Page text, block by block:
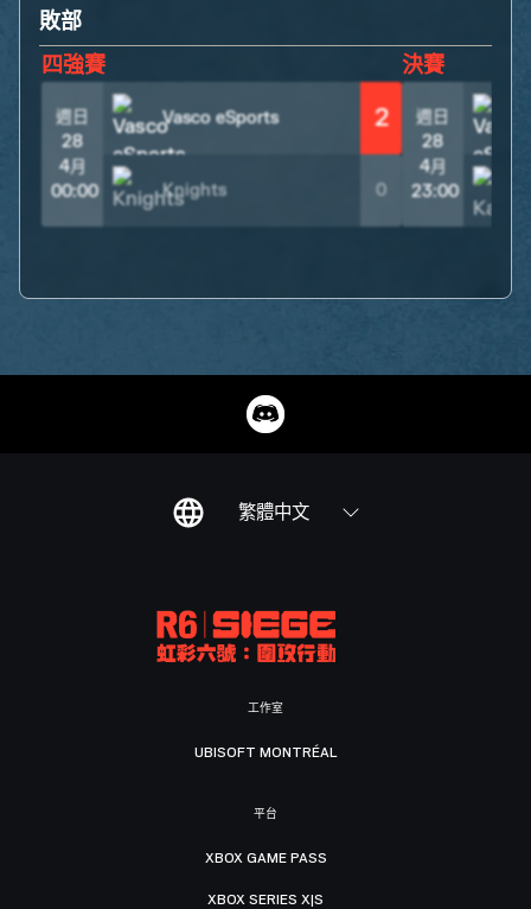
敗部
四強賽
週日
28
4月
00:00
Vasco eSports 2
Knights 0
決賽
週日
28
4月
23:00
繁體中文
工作室
UBISOFT MONTRÉAL
平台
XBOX GAME PASS
XBOX SERIES X|S